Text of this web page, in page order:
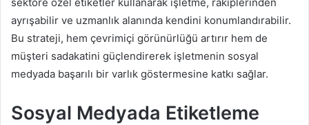
ayrışabilir ve uzmanlık alanında kendini konumlandırabilir.
Bu strateji, hem çevrimiçi görünürlüğü artırır hem de
müşteri sadakatini güçlendirerek işletmenin sosyal
medyada başarılı bir varlık göstermesine katkı sağlar.
Sosyal Medyada Etiketleme